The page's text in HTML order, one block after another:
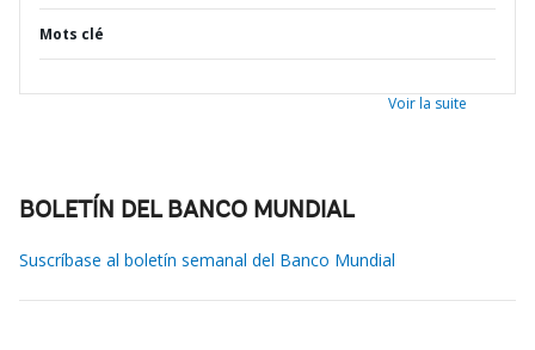
Mots clé
Voir la suite
BOLETÍN DEL BANCO MUNDIAL
Suscríbase al boletín semanal del Banco Mundial